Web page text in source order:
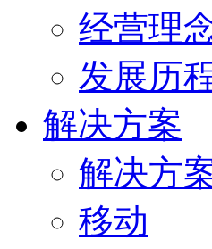
经营理
发展历
解决方案
解决方
移动